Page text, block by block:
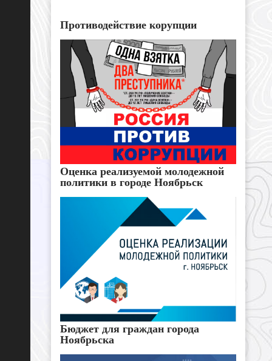
Противодействие корупции
Оценка реализуемой молодежной
политики в городе Ноябрьск
Бюджет для граждан города
Ноябрьска